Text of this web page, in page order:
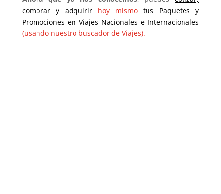
comprar y adquirir
hoy mismo
tus Paquetes y
Promociones en Viajes Nacionales e Internacionales
(usando nuestro buscador de Viajes).